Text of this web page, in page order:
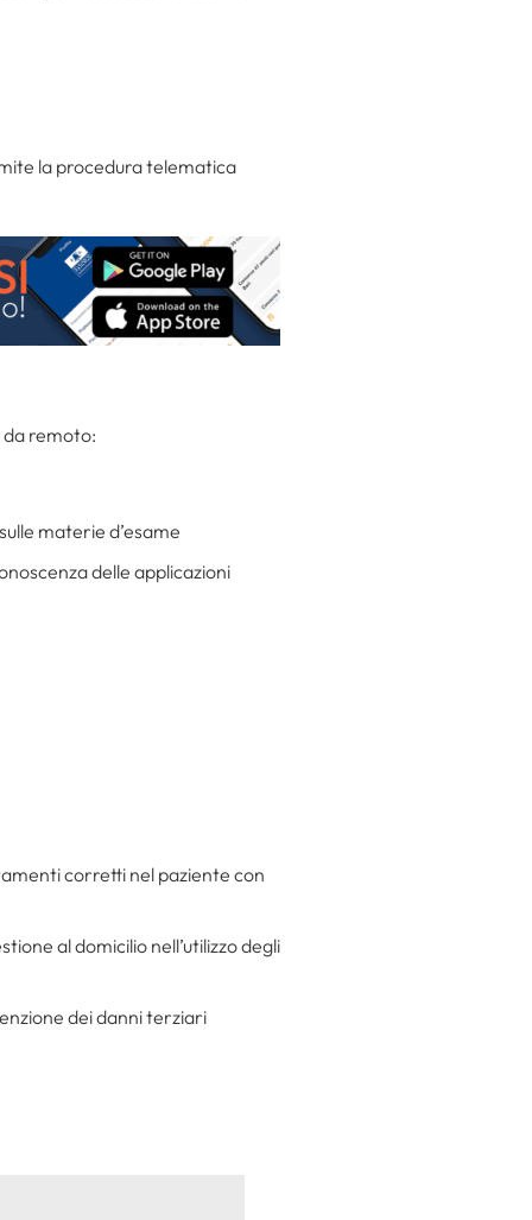
la procedura telematica
da remoto:
materie d’esame
delle applicazioni
corretti nel paziente con
al domicilio nell’utilizzo degli
dei danni terziari